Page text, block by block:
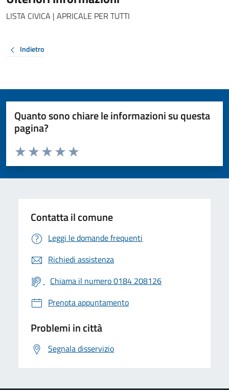
LISTA CIVICA | APRICALE PER TUTTI
Indietro
Quanto sono chiare le informazioni su questa
pagina?
Valuta da 1 a 5 stelle la pagina
Valuta 5 stelle su 5
Valuta 4 stelle su 5
Valuta 3 stelle su 5
Valuta 2 stelle su 5
Valuta 1 stelle su 5
Contatta il comune
Leggi le domande frequenti
Richiedi assistenza
Chiama il numero 0184 208126
Prenota appuntamento
Problemi in città
Segnala disservizio